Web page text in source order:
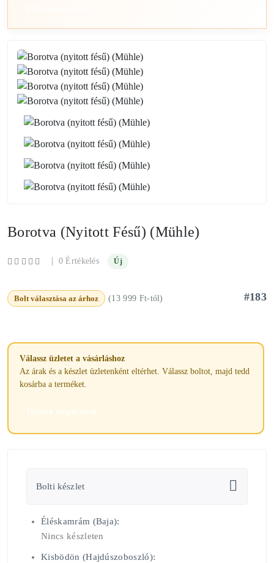
Borotva (nyitott Fésű) (Mühle)
| 0 Értékelés Új
Bolt választása az árhoz (13 999 Ft-tól) #183
Válassz üzletet a vásárláshoz
Az árak és a készlet üzletenként eltérhet. Válassz boltot, majd tedd
kosárba a terméket.
Üzletek megnyitása
Bolti készlet
Éléskamrám (Baja):
Nincs készleten
Kisbödön (Hajdúszoboszló):